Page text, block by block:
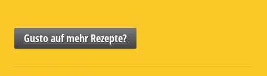
Gusto auf mehr Rezepte?